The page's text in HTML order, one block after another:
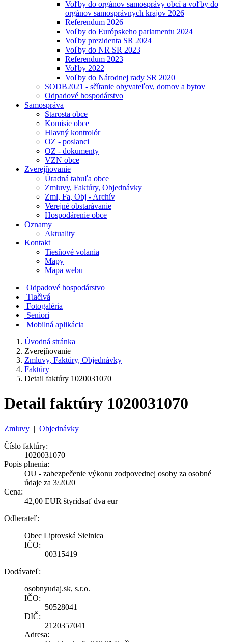
Voľby do orgánov samosprávy obcí a voľby do
orgánov samosprávnych krajov 2026
Referendum 2026
Voľby do Európskeho parlamentu 2024
Voľby prezidenta SR 2024
Voľby do NR SR 2023
Referendum 2023
Voľby 2022
Voľby do Národnej rady SR 2020
SODB2021 - sčítanie obyvateľov, domov a bytov
Odpadové hospodárstvo
Samospráva
Starosta obce
Komisie obce
Hlavný kontrolór
OZ - poslanci
OZ - dokumenty
VZN obce
Zverejňovanie
Úradná tabuľa obce
Zmluvy, Faktúry, Objednávky
Zml, Fa, Obj - Archív
Verejné obstarávanie
Hospodárenie obce
Oznamy
Aktuality
Kontakt
Tiesňové volania
Mapy
Mapa webu
Odpadové hospodárstvo
Tlačivá
Fotogaléria
Seniori
Mobilná aplikácia
Úvodná stránka
Zverejňovanie
Zmluvy, Faktúry, Objednávky
Faktúry
Detail faktúry 1020031070
Detail faktúry 1020031070
Zmluvy | Objednávky
Číslo faktúry:
1020031070
Popis plnenia:
OU - zabezpečenie výkonu zodpovednej osoby za osobné
údaje za 3/2020
Cena:
42,00 EUR štyridsať dva eur
Odberateľ:
Obec Liptovská Sielnica
IČO:
00315419
Dodávateľ:
osobnyudaj.sk, s.r.o.
IČO:
50528041
DIČ:
2120357041
Adresa: